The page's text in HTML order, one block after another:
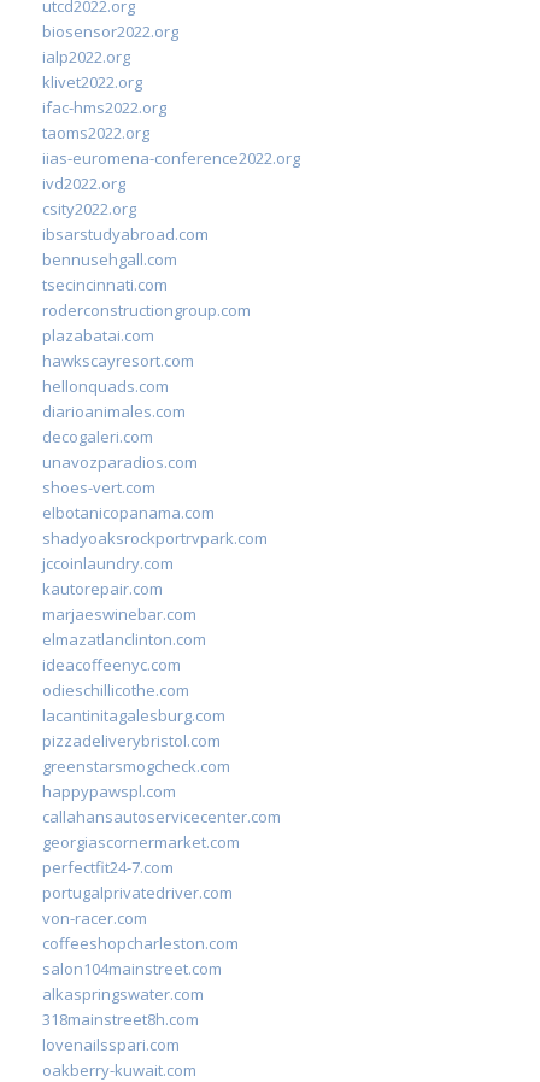
utcd2022.org
biosensor2022.org
ialp2022.org
klivet2022.org
ifac-hms2022.org
taoms2022.org
iias-euromena-conference2022.org
ivd2022.org
csity2022.org
ibsarstudyabroad.com
bennusehgall.com
tsecincinnati.com
roderconstructiongroup.com
plazabatai.com
hawkscayresort.com
hellonquads.com
diarioanimales.com
decogaleri.com
unavozparadios.com
shoes-vert.com
elbotanicopanama.com
shadyoaksrockportrvpark.com
jccoinlaundry.com
kautorepair.com
marjaeswinebar.com
elmazatlanclinton.com
ideacoffeenyc.com
odieschillicothe.com
lacantinitagalesburg.com
pizzadeliverybristol.com
greenstarsmogcheck.com
happypawspl.com
callahansautoservicecenter.com
georgiascornermarket.com
perfectfit24-7.com
portugalprivatedriver.com
von-racer.com
coffeeshopcharleston.com
salon104mainstreet.com
alkaspringswater.com
318mainstreet8h.com
lovenailsspari.com
oakberry-kuwait.com